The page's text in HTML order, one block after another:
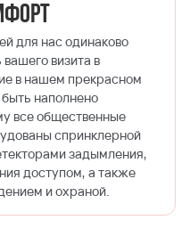
для нас одинаково
визита в
в нашем прекрасном
наполнено
все общественные
спринклерной
задымления,
доступом, а также
и охраной.